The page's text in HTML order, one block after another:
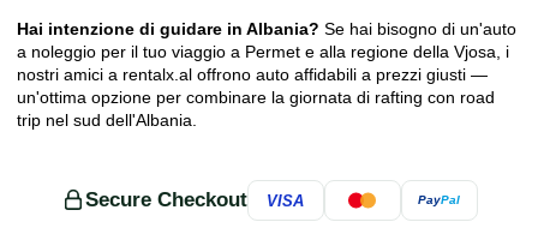
Hai intenzione di guidare in Albania? Se hai bisogno di un'auto
a noleggio per il tuo viaggio a Permet e alla regione della Vjosa, i
nostri amici a rentalx.al offrono auto affidabili a prezzi giusti —
un'ottima opzione per combinare la giornata di rafting con road
trip nel sud dell'Albania.
Secure Checkout VISA PayPal